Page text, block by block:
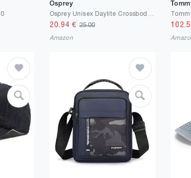
Osprey
20.94 € 25.00
Amazon